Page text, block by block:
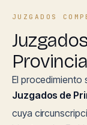
JUZGADOS
El procedimiento
Juzgados de
cuya